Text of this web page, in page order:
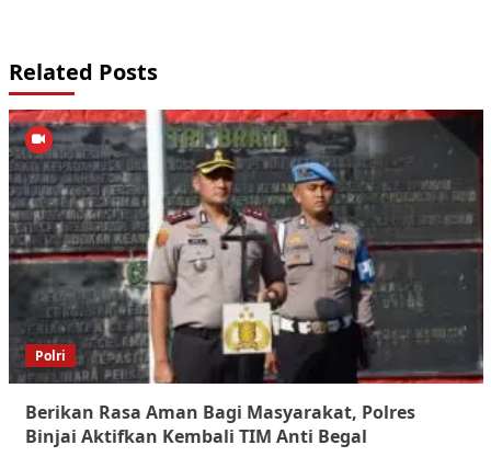
Related Posts
Polri
Berikan Rasa Aman Bagi Masyarakat, Polres
Binjai Aktifkan Kembali TIM Anti Begal